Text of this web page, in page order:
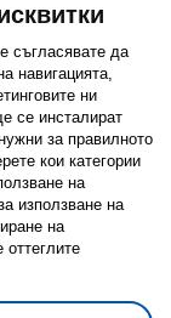
съгласявате да
навигацията,
ни
се инсталират
за правилното
кои категории
на
използване на
на
оттеглите